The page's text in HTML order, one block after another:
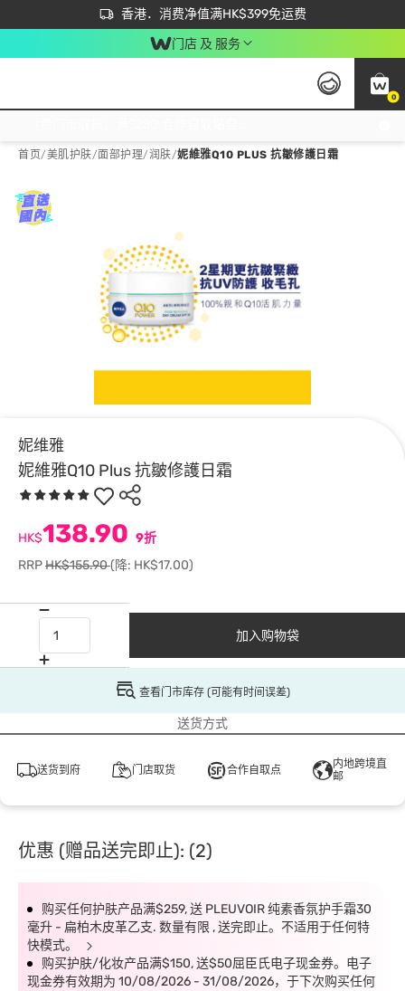
香港．消费净值满HK$399免运费
立即成为易赏钱会员尽享独家优惠
首次APP下单买满$450 输入 NEWAPP 即减$50
门店 及 服务
0
首页/美肌护肤/面部护理/润肤/妮維雅Q10 PLUS 抗皺修護日霜
妮维雅
妮維雅Q10 Plus 抗皺修護日霜
HK$138.90 9折
RRPHK$155.90(降: HK$17.00)
加入购物袋
查看门市库存 (可能有时间误差)
送货方式
送货到府 门店取货 合作自取点
内地跨境直
邮
优惠 (赠品送完即止): (2)
购买任何护肤产品满$259, 送 PLEUVOIR 纯素香氛护手霜30
毫升 - 扁柏木皮革乙支. 数量有限 , 送完即止。不适用于任何特
快模式。
购买护肤/化妆产品满$150, 送$50屈臣氏电子现金券。电子
现金券有效期为 10/08/2026 - 31/08/2026，于下次购买任何